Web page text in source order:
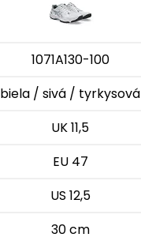
1071A130-100
biela / sivá / tyrkysová
UK 11,5
EU 47
US 12,5
30 cm